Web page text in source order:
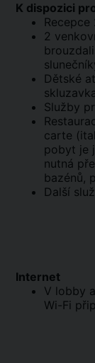
K dispozici
2
Dětské
Služby
carte
pobyt je
nutná
bazénů,
Další
Internet
V lobby
Wi-Fi